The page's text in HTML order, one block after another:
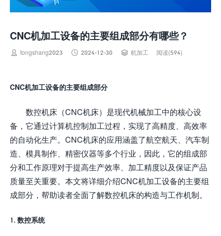
CNC机加工设备的主要组成部分有哪些？
 tongshang2023  2024-12-30  机加工 阅读(594)
CNC机加工设备的主要组成部分
数控机床（CNC机床）是现代机械加工中的核心设
备，它通过计算机控制加工过程，实现了高精度、高效率
的自动化生产。CNC机床的应用涵盖了航空航天、汽车制
造、模具制作、精密仪器等多个行业，因此，它的组成部
分和工作原理对于提高生产效率、加工精度以及保证产品
质量至关重要。本文将详细介绍CNC机加工设备的主要组
成部分，帮助读者全面了解数控机床的构造与工作机制。
1. 数控系统